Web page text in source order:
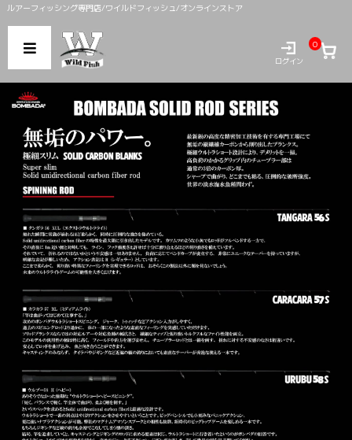
ルアーフィッシング専門店/ワイルドフィッシュ/オンラインストア
ログイン
0